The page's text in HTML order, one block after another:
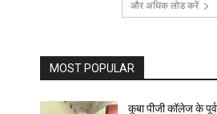
और अधिक लोड करें
MOST POPULAR
कूबा पीजी कॉलेज के